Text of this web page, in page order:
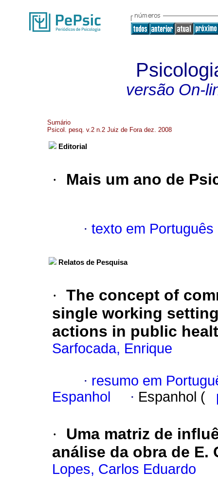
versão On-
Sumário
Psicol. pesq. v.2 n.2 Juiz de Fora dez. 2008
Editorial
· Mais um ano de
· texto em Português
Relatos de Pesquisa
· The concept of
single working
actions in public
Sarfocada, Enrique
· resumo em
Espanhol
· Espanhol (
·
Uma matriz de
análise da obra de E.
Lopes, Carlos Eduardo